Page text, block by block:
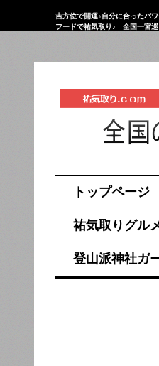
吉方位で開運♪自分に合ったパ
フードで祐気取り♪ 全国一宮巡
トップページ
祐気取りグル
登山派神社ガ